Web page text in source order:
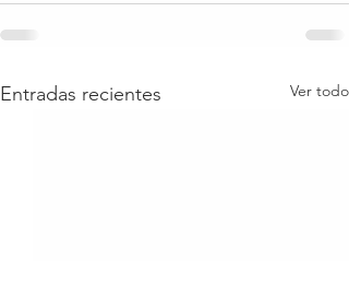
Entradas recientes Ver todo